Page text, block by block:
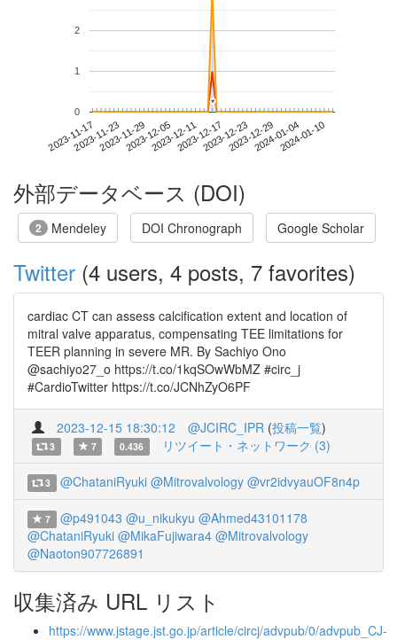
2023-11-172023-11-232023-11-292023-12-052023-12-112023-12-172023-12-232023-12-292024-01-042024-01-10
0
1
2
*
*
外部データベース (DOI)
2 Mendeley DOI Chronograph Google Scholar
Twitter (4 users, 4 posts, 7 favorites)
cardiac CT can assess calcification extent and location of
mitral valve apparatus, compensating TEE limitations for
TEER planning in severe MR. By Sachiyo Ono
@sachiyo27_o https://t.co/1kqSOwWbMZ #circ_j
#CardioTwitter https://t.co/JCNhZyO6PF
2023-12-15 18:30:12 @JCIRC_IPR (投稿一覧)
3 7 0.436 リツイート・ネットワーク (3)
3 @ChataniRyuki @Mitrovalvology @vr2idvyauOF8n4p
7 @p491043 @u_nikukyu @Ahmed43101178
@ChataniRyuki @MikaFujiwara4 @Mitrovalvology
@Naoton907726891
収集済み URL リスト
https://www.jstage.jst.go.jp/article/circj/advpub/0/advpub_CJ-